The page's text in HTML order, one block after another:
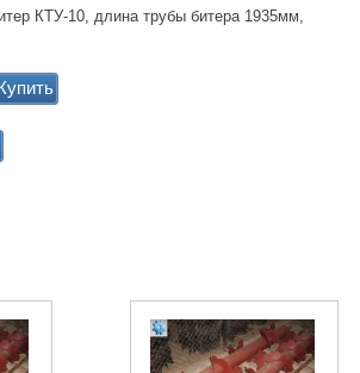
КТУ-10, длина трубы битера 1935мм,